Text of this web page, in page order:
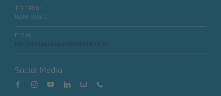
TELEFON:
02361 9193 0
E-MAIL:
info [at] vogelsang-automobile [dot] de
Social Media